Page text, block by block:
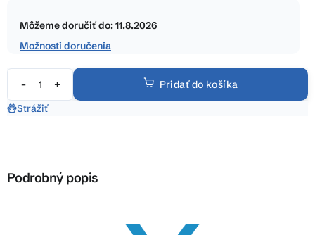
cena:
Môžeme doručiť do:11.8.2026
Možnosti doručenia
Pridať do košíka
Strážiť
Podrobný popis